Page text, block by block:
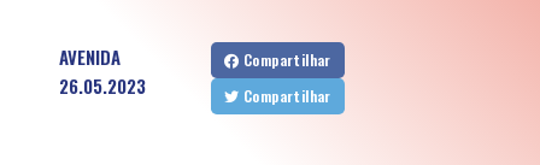
AVENIDA
26.05.2023
Compartilhar
Compartilhar